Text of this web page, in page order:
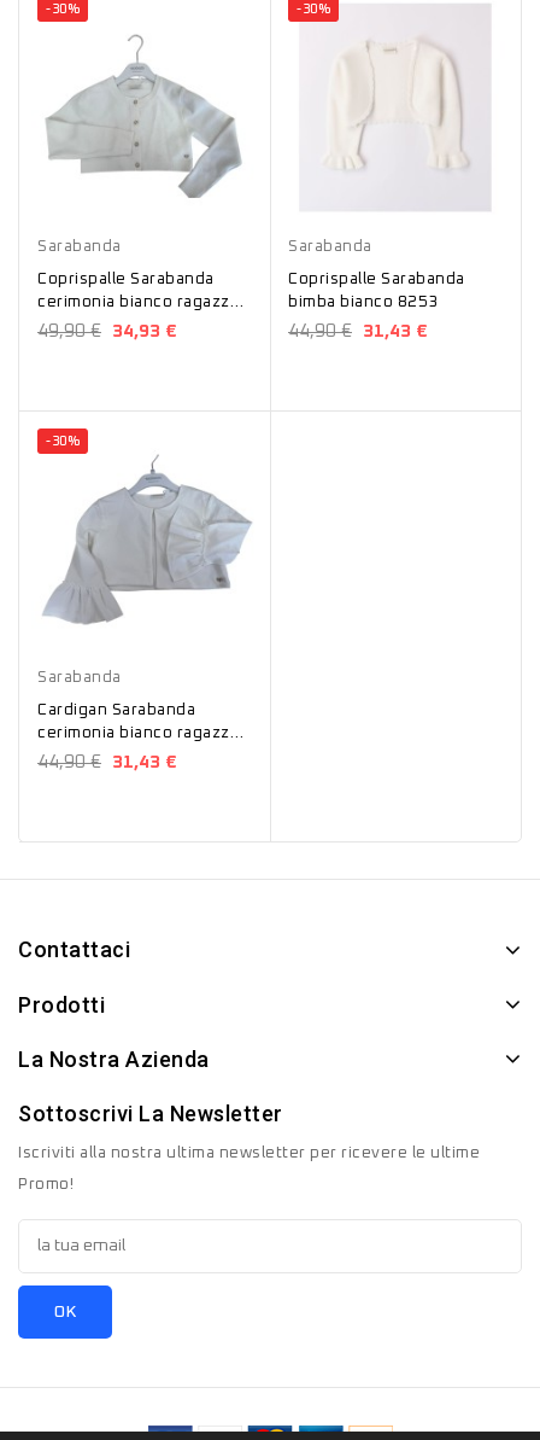
-30%
Sarabanda
Coprispalle Sarabanda
cerimonia bianco ragazza
8453
49,90 € 34,93 €
-30%
Sarabanda
Coprispalle Sarabanda
bimba bianco 8253
44,90 € 31,43 €
-30%
Sarabanda
Cardigan Sarabanda
cerimonia bianco ragazza
8450
44,90 € 31,43 €
Contattaci
Prodotti
La Nostra Azienda
Sottoscrivi La Newsletter
Iscriviti alla nostra ultima newsletter per ricevere le ultime
Promo!